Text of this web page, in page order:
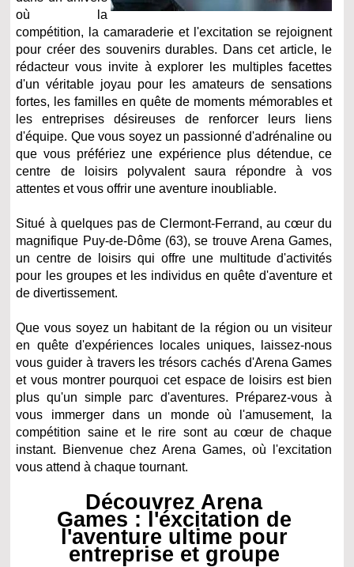
où la
compétition, la camaraderie et l'excitation se rejoignent
pour créer des souvenirs durables. Dans cet article, le
rédacteur vous invite à explorer les multiples facettes
d'un véritable joyau pour les amateurs de sensations
fortes, les familles en quête de moments mémorables et
les entreprises désireuses de renforcer leurs liens
d'équipe. Que vous soyez un passionné d'adrénaline ou
que vous préfériez une expérience plus détendue, ce
centre de loisirs polyvalent saura répondre à vos
attentes et vous offrir une aventure inoubliable.
Situé à quelques pas de Clermont-Ferrand, au cœur du
magnifique Puy-de-Dôme (63), se trouve Arena Games,
un centre de loisirs qui offre une multitude d'activités
pour les groupes et les individus en quête d'aventure et
de divertissement.
Que vous soyez un habitant de la région ou un visiteur
en quête d'expériences locales uniques, laissez-nous
vous guider à travers les trésors cachés d'Arena Games
et vous montrer pourquoi cet espace de loisirs est bien
plus qu'un simple parc d'aventures. Préparez-vous à
vous immerger dans un monde où l'amusement, la
compétition saine et le rire sont au cœur de chaque
instant. Bienvenue chez Arena Games, où l'excitation
vous attend à chaque tournant.
Découvrez Arena
Games : l'éxcitation de
l'aventure ultime pour
entreprise et groupe